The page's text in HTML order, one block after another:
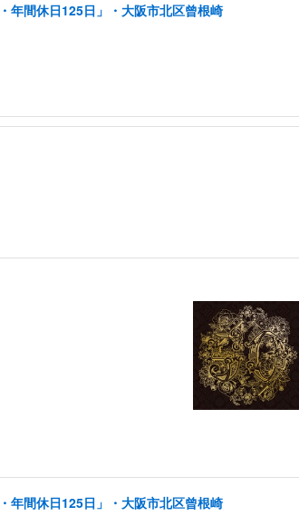
年間休日125日」・大阪市北区曾根崎
年間休日125日」・大阪市北区曾根崎